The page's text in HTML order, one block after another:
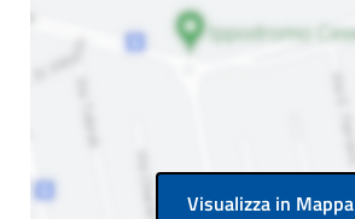
Visualizza in Mappa